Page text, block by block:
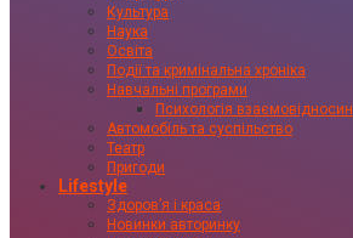
Культура
Наука
Освіта
Події та кримінальна хроніка
Навчальні програми
Психологія взаємовідносин
Автомобіль та суспільство
Театр
Пригоди
Lifestyle
Здоровʼя і краса
Новинки авторинку